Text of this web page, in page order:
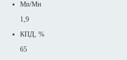
Mn/Mн
1,9
КПД, %
65